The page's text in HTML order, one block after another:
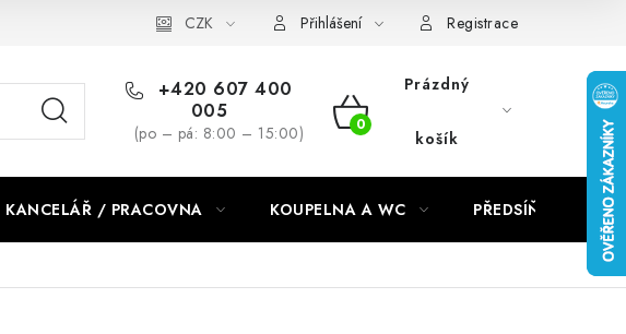
CZK Přihlášení Registrace
+420 607 400
005
(po – pá: 8:00 – 15:00)
NÁKUPNÍ
Prázdný
košík
KANCELÁŘ / PRACOVNA KOUPELNA A WC PŘEDSÍŇ